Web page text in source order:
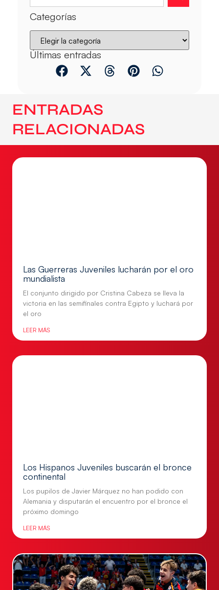
Categorías
Últimas entradas
ENTRADAS
RELACIONADAS
Las Guerreras Juveniles lucharán por el oro
mundialista
El conjunto dirigido por Cristina Cabeza se lleva la
victoria en las semifinales contra Egipto y luchará por
el oro
LEER MÁS
Los Hispanos Juveniles buscarán el bronce
continental
Los pupilos de Javier Márquez no han podido con
Alemania y disputarán el encuentro por el bronce el
próximo domingo
LEER MÁS